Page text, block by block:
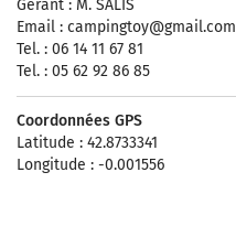
Gérant : M. SALIS
Email : campingtoy@gmail.com
Tel. : 06 14 11 67 81
Tel. : 05 62 92 86 85
Coordonnées GPS
Latitude : 42.8733341
Longitude : -0.001556